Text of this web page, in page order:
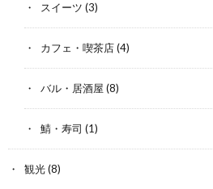
スイーツ (3)
カフェ・喫茶店(4)
バル・居酒屋 (8)
鯖・寿司 (1)
観光(8)